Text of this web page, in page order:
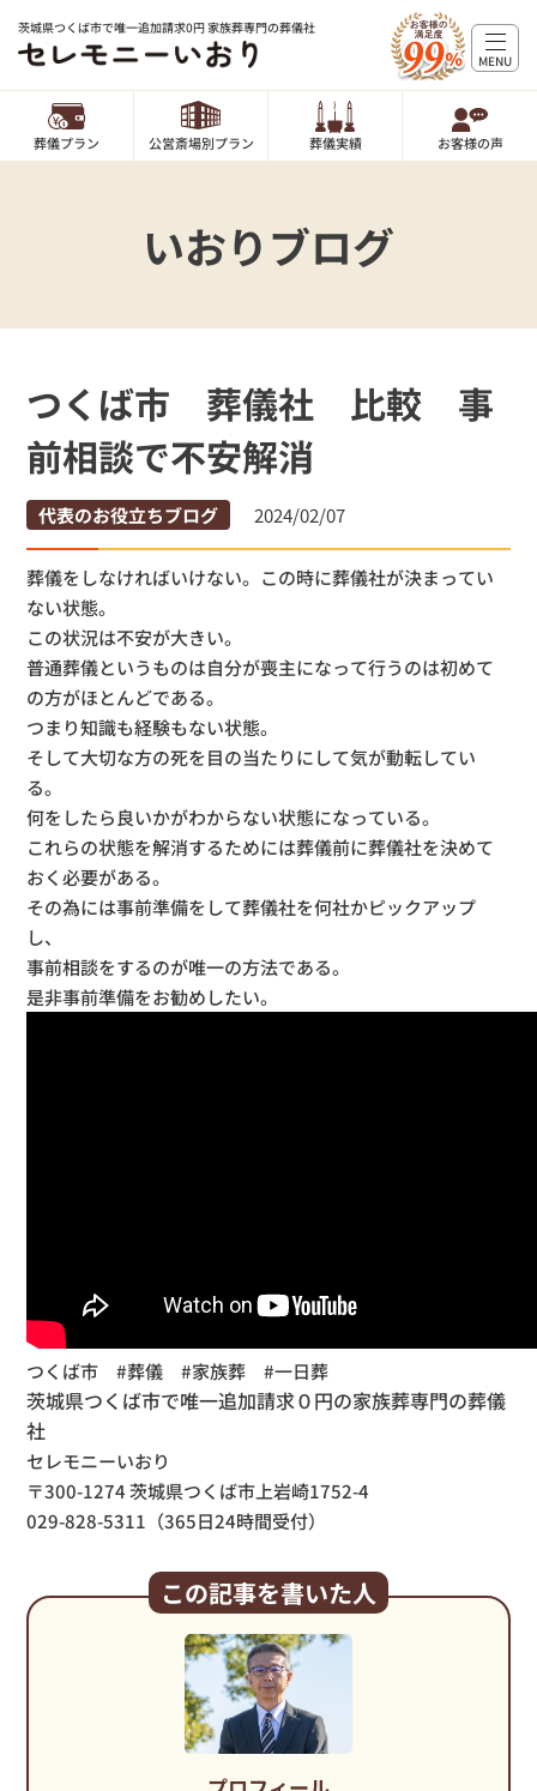
茨城県つくば市で唯一追加請求0円 家族葬専門の葬儀社
葬儀プラン 公営斎場別プラン 葬儀実績 お客様の声
MENU
いおりブログ
つくば市 葬儀社 比較 事
前相談で不安解消
代表のお役立ちブログ 2024/02/07
葬儀をしなければいけない。この時に葬儀社が決まってい
ない状態。
この状況は不安が大きい。
普通葬儀というものは自分が喪主になって行うのは初めて
の方がほとんどである。
つまり知識も経験もない状態。
そして大切な方の死を目の当たりにして気が動転してい
る。
何をしたら良いかがわからない状態になっている。
これらの状態を解消するためには葬儀前に葬儀社を決めて
おく必要がある。
その為には事前準備をして葬儀社を何社かピックアップ
し、
事前相談をするのが唯一の方法である。
是非事前準備をお勧めしたい。
つくば市 #葬儀 #家族葬 #一日葬
茨城県つくば市で唯一追加請求０円の家族葬専門の葬儀
社
セレモニーいおり
〒300-1274 茨城県つくば市上岩崎1752-4
029-828-5311（365日24時間受付）
この記事を書いた人